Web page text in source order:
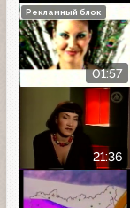
01:57
Рекламный блок
21:36